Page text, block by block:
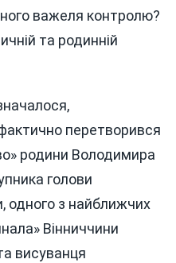
важеля контролю?
та родинній
перетворився
родини Володимира
голови
одного з найближчих
Вінниччини
висуванця